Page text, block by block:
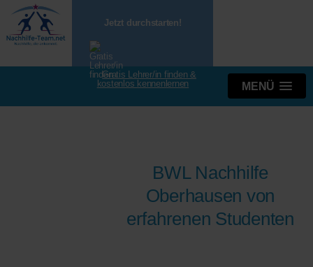
Jetzt durchstarten!
Gratis Lehrer/in finden &
kostenlos kennenlernen
MENÜ
BWL Nachhilfe
Oberhausen von
erfahrenen Studenten